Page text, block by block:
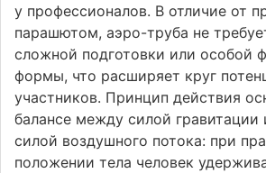
у профессионалов. В отличие от
парашютом, аэро-труба не
сложной подготовки или особой
формы, что расширяет круг
участников. Принцип действия
балансе между силой
силой воздушного потока: при
положении тела человек